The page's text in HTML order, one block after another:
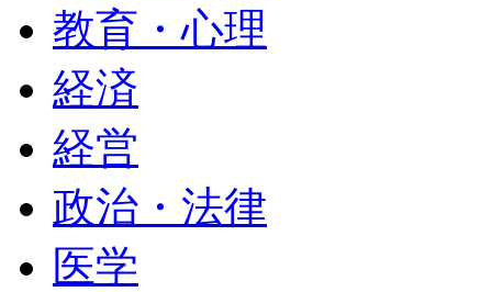
教育・心理
経済
経営
政治・法律
医学